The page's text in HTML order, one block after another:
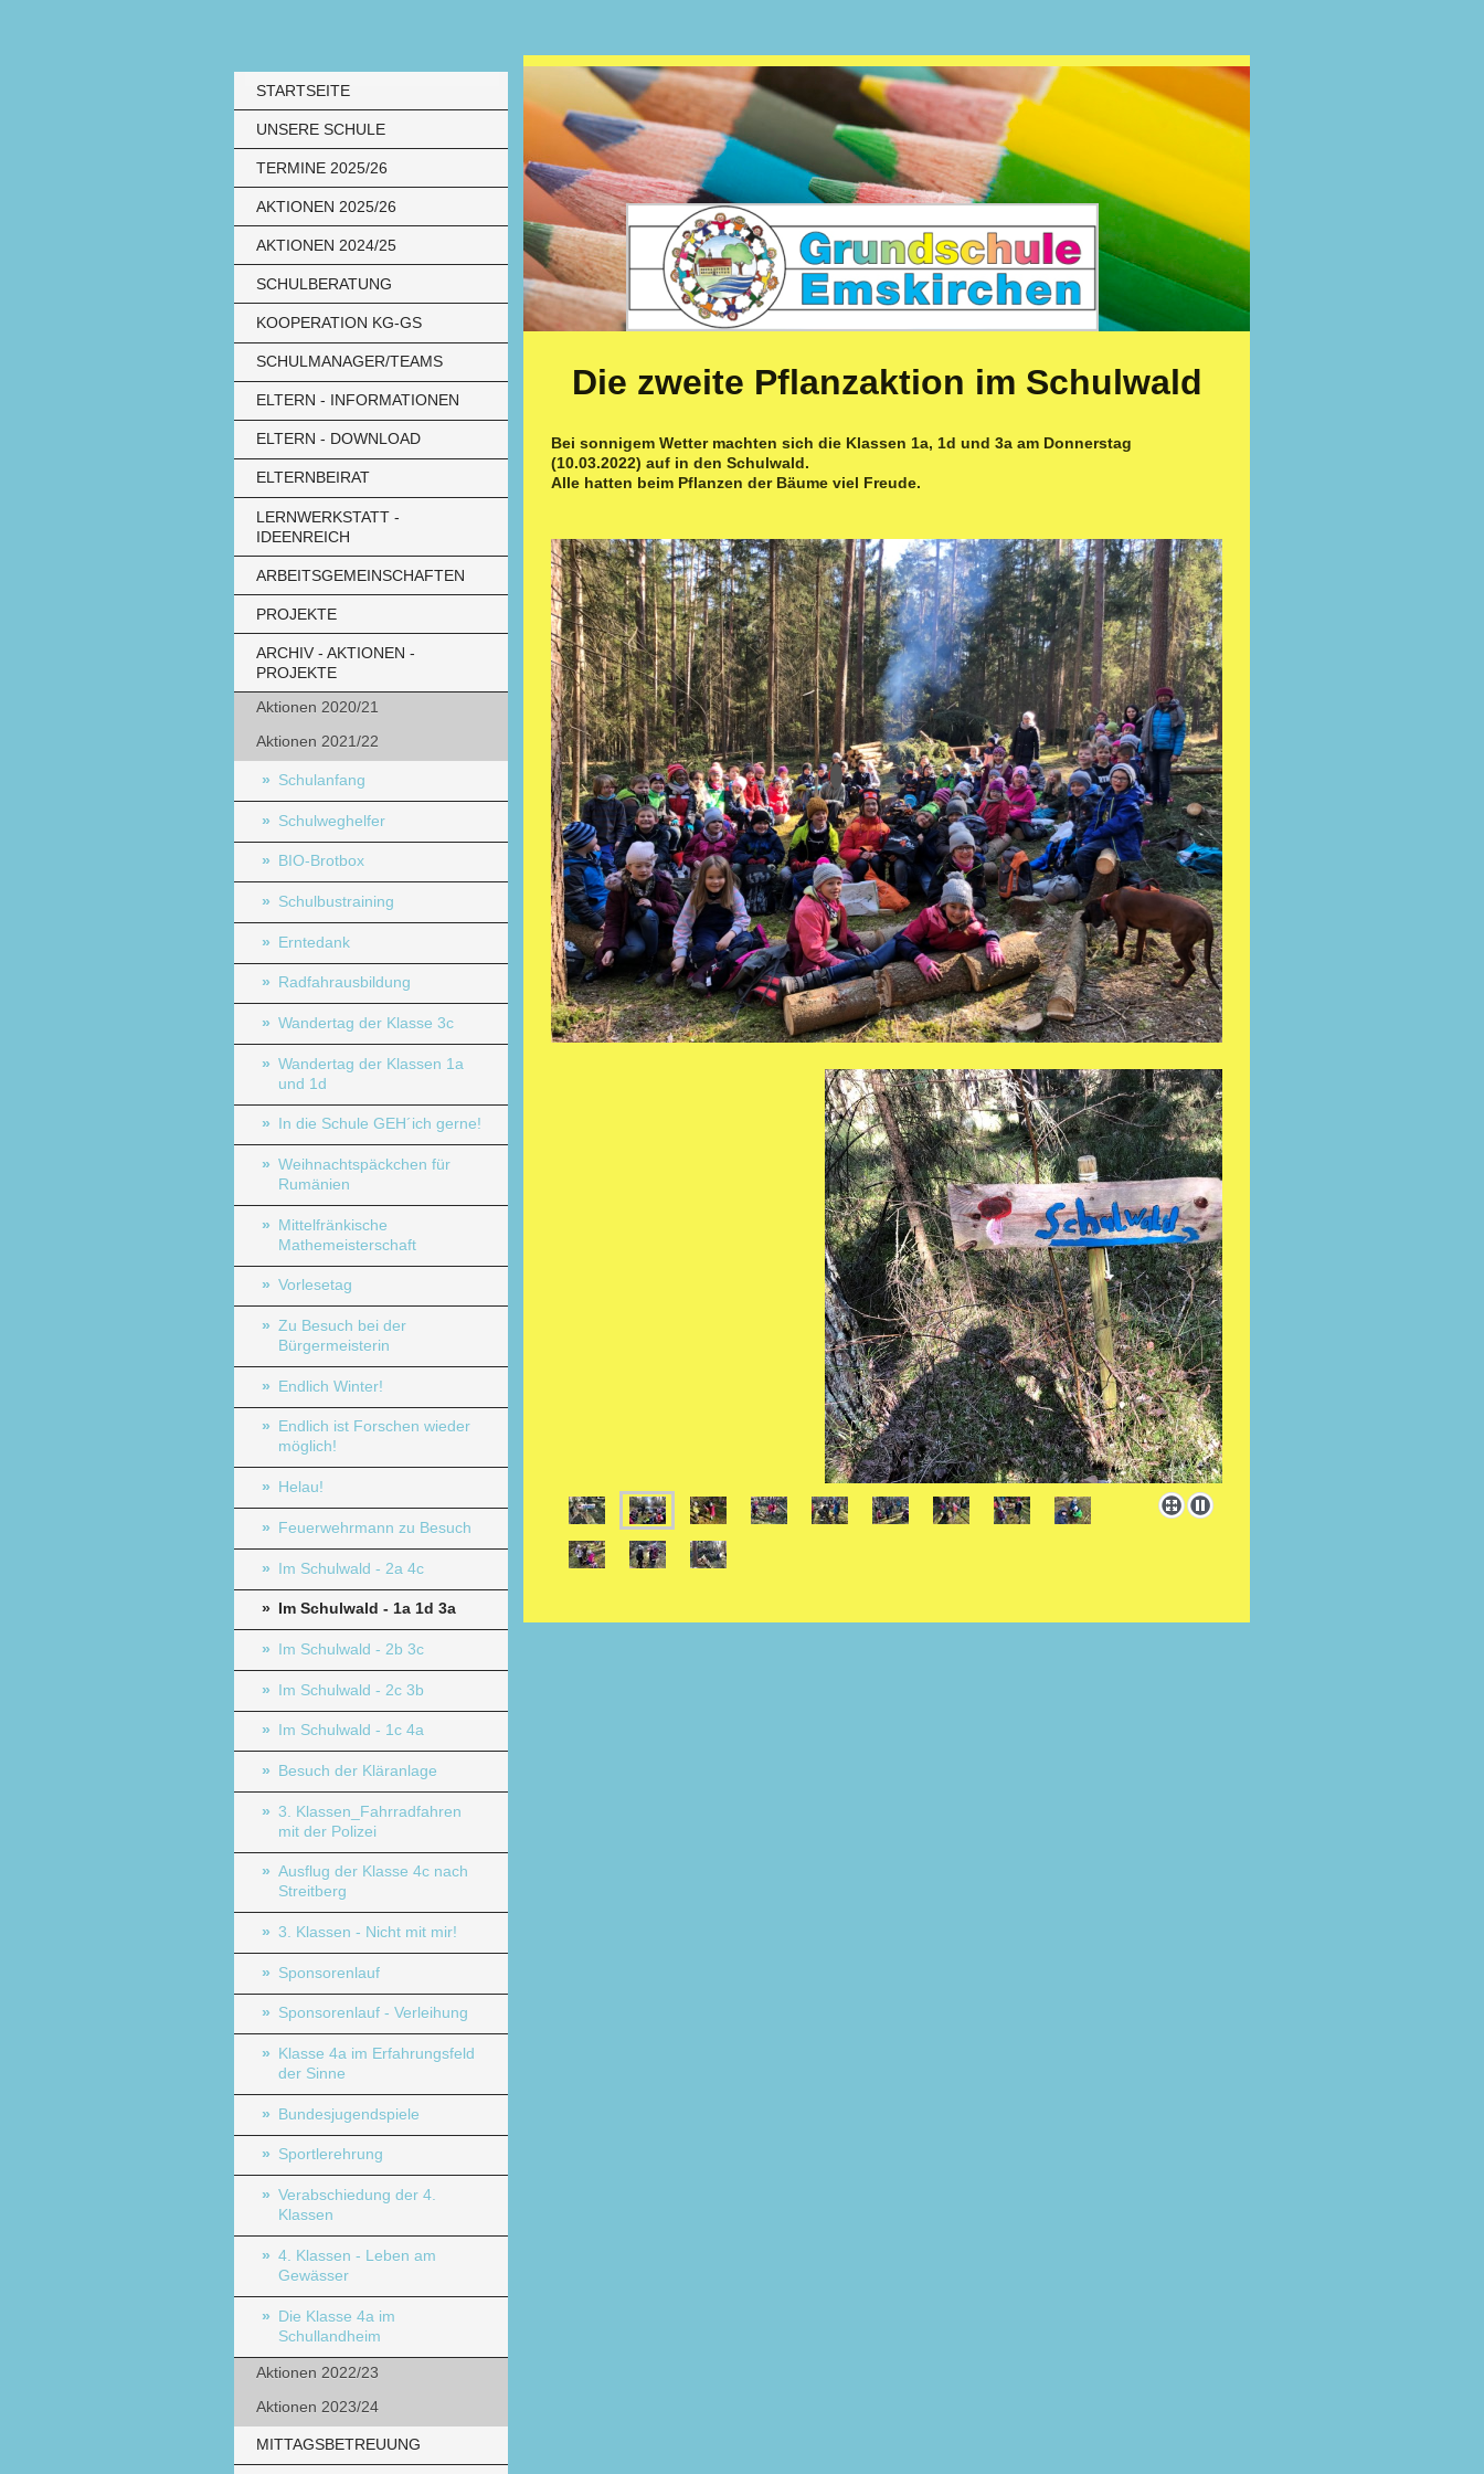
Die zweite Pflanzaktion im Schulwald
Bei sonnigem Wetter machten sich die Klassen 1a, 1d und 3a am Donnerstag
(10.03.2022) auf in den Schulwald.
Alle hatten beim Pflanzen der Bäume viel Freude.
STARTSEITE
UNSERE SCHULE
TERMINE 2025/26
AKTIONEN 2025/26
AKTIONEN 2024/25
SCHULBERATUNG
KOOPERATION KG-GS
SCHULMANAGER/TEAMS
ELTERN - INFORMATIONEN
ELTERN - DOWNLOAD
ELTERNBEIRAT
LERNWERKSTATT -
IDEENREICH
ARBEITSGEMEINSCHAFTEN
PROJEKTE
ARCHIV - AKTIONEN -
PROJEKTE
Aktionen 2020/21
Aktionen 2021/22
Schulanfang
Schulweghelfer
BIO-Brotbox
Schulbustraining
Erntedank
Radfahrausbildung
Wandertag der Klasse 3c
Wandertag der Klassen 1a
und 1d
In die Schule GEH´ich gerne!
Weihnachtspäckchen für
Rumänien
Mittelfränkische
Mathemeisterschaft
Vorlesetag
Zu Besuch bei der
Bürgermeisterin
Endlich Winter!
Endlich ist Forschen wieder
möglich!
Helau!
Feuerwehrmann zu Besuch
Im Schulwald - 2a 4c
Im Schulwald - 1a 1d 3a
Im Schulwald - 2b 3c
Im Schulwald - 2c 3b
Im Schulwald - 1c 4a
Besuch der Kläranlage
3. Klassen_Fahrradfahren
mit der Polizei
Ausflug der Klasse 4c nach
Streitberg
3. Klassen - Nicht mit mir!
Sponsorenlauf
Sponsorenlauf - Verleihung
Klasse 4a im Erfahrungsfeld
der Sinne
Bundesjugendspiele
Sportlerehrung
Verabschiedung der 4.
Klassen
4. Klassen - Leben am
Gewässer
Die Klasse 4a im
Schullandheim
Aktionen 2022/23
Aktionen 2023/24
MITTAGSBETREUUNG